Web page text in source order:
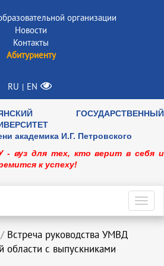
организации
Новости
Контакты
Абитуриенту
RU | EN
ГОСУДАРСТВЕННЫЙ
академика И.Г. Петровского
- вуз для тех, кто верит в себя и
к успеху!
/ Встреча руководства УМВД
области с выпускниками